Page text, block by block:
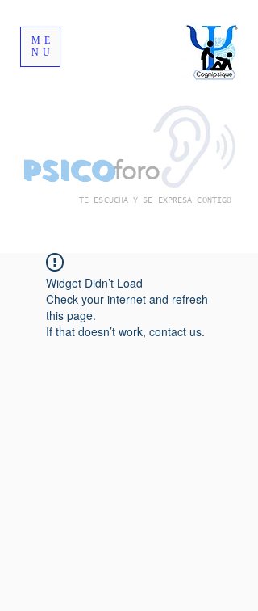
ME
NU
Psicoforo
TE ESCUCHA Y SE EXPRESA CONTIGO
Widget Didn’t Load
Check your internet and refresh
this page.
If that doesn’t work, contact us.